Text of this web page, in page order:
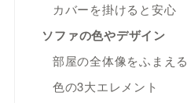
カバーを掛けると安心
ソファの色やデザイン
部屋の全体像をふまえる
色の3大エレメント